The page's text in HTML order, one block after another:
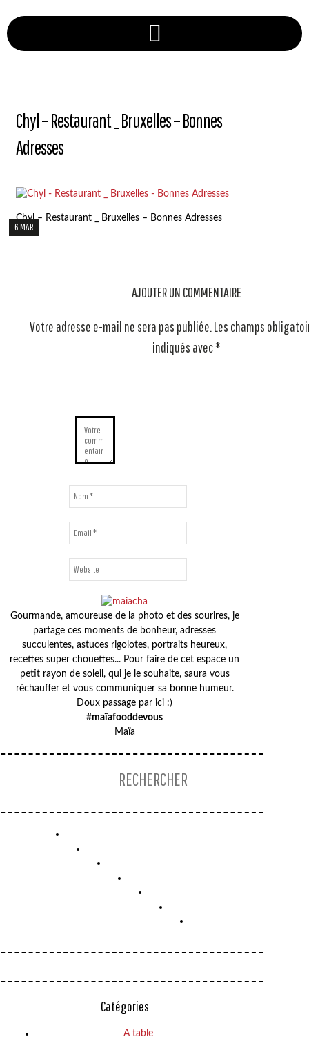
Chyl – Restaurant _ Bruxelles – Bonnes
Adresses
6 MAR
Chyl – Restaurant _ Bruxelles – Bonnes Adresses
AJOUTER UN COMMENTAIRE
Votre adresse e-mail ne sera pas publiée.Les champs
indiqués avec*
Gourmande, amoureuse de la photo et des sourires, je
partage ces moments de bonheur, adresses
succulentes, astuces rigolotes, portraits heureux,
recettes super chouettes... Pour faire de cet espace un
petit rayon de soleil, qui je le souhaite, saura vous
réchauffer et vous communiquer sa bonne humeur.
Doux passage par ici :)
#maïafooddevous
Maïa
Catégories
A table